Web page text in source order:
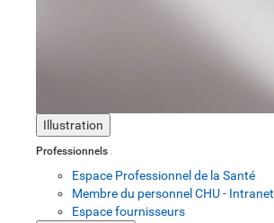
Illustration
Professionnels
Espace Professionnel de la Santé
Membre du personnel CHU - Intranet
Espace fournisseurs